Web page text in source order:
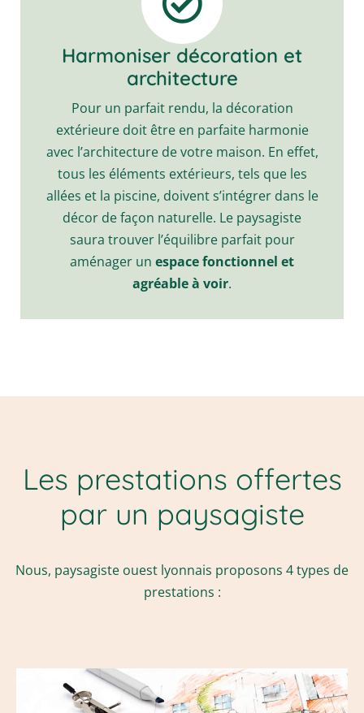
Harmoniser décoration et
architecture
Pour un parfait rendu, la décoration
extérieure doit être en parfaite harmonie
avec l’architecture de votre maison. En effet,
tous les éléments extérieurs, tels que les
allées et la piscine, doivent s’intégrer dans le
décor de façon naturelle. Le paysagiste
saura trouver l’équilibre parfait pour
aménager un espace fonctionnel et
agréable à voir.
Les prestations offertes
par un paysagiste
Nous, paysagiste ouest lyonnais proposons 4 types de
prestations :